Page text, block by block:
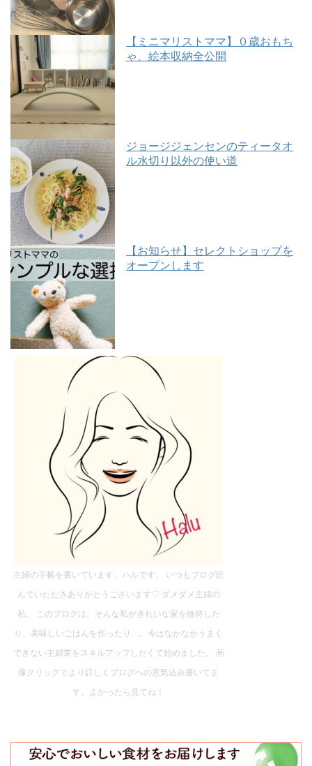
【ミニマリストママ】０歳おもち
ゃ、絵本収納全公開
ジョージジェンセンのティータオ
ル水切り以外の使い道
【お知らせ】セレクトショップを
オープンします
主婦の手帳を書いています。ハルです。 いつもブログ読
んでいただきありがとうございます♡ ダメダメ主婦の
私。 このブログは、そんな私がきれいな家を維持した
り、美味しいごはんを作ったり…。今はなかなかうまく
できない主婦業をスキルアップしたくて始めました。 画
像クリックでより詳しくブログへの意気込み書いてま
す。よかったら見てね！